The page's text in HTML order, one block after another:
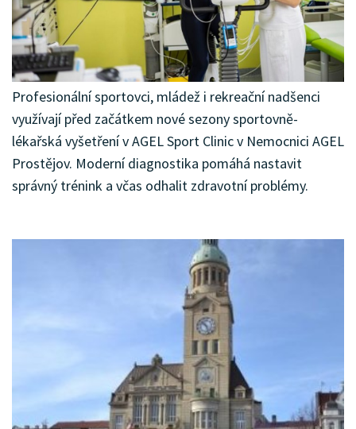
Profesionální sportovci, mládež i rekreační nadšenci
využívají před začátkem nové sezony sportovně-
lékařská vyšetření v AGEL Sport Clinic v Nemocnici AGEL
Prostějov. Moderní diagnostika pomáhá nastavit
správný trénink a včas odhalit zdravotní problémy.